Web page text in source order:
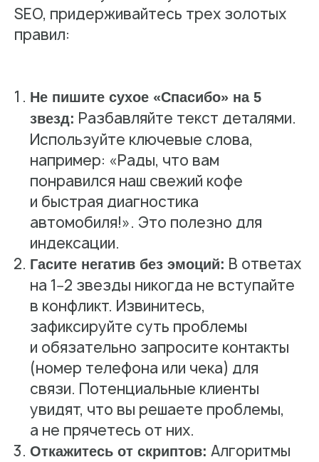
SEO, придерживайтесь трех золотых
правил:
Не пишите сухое «Спасибо» на 5
звезд: Разбавляйте текст деталями.
Используйте ключевые слова,
например: «Рады, что вам
понравился наш свежий кофе
и быстрая диагностика
автомобиля!». Это полезно для
индексации.
Гасите негатив без эмоций: В ответах
на 1−2 звезды никогда не вступайте
в конфликт. Извинитесь,
зафиксируйте суть проблемы
и обязательно запросите контакты
(номер телефона или чека) для
связи. Потенциальные клиенты
увидят, что вы решаете проблемы,
а не прячетесь от них.
Откажитесь от скриптов: Алгоритмы